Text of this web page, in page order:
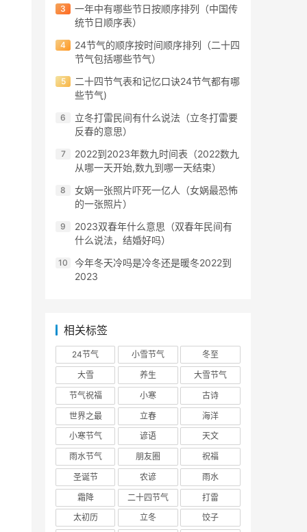
一年中有哪些节日按顺序排列（中国传
统节日顺序表）
24节气的顺序按时间顺序排列（二十四
节气包括哪些节气）
二十四节气表和记忆口诀24节气都有哪
些节气)
立冬打雷民间有什么说法（立冬打雷要
反春的意思）
2022到2023年数九时间表（2022数九
从哪一天开始,数九到哪一天结束）
女娲一张照片吓死一亿人（女娲最恐怖
的一张照片）
2023双春年什么意思（双春年民间有
什么说法，结婚好吗）
今年冬天冷吗是冷冬还是暖冬2022到
2023
相关标签
24节气 小雪节气
冬至
大雪
养生
大雪节气
节气祝福
小寒
古诗
世界之最
立春
海洋
小寒节气
谚语
天文
雨水节气
朋友圈
祝福
圣诞节
农谚
雨水
霜降
二十四节气
打雷
太初历
立冬
饺子